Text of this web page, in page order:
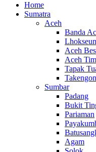
Toko Bunga
Karangan Bunga Kirim
Home
Sumatra
Aceh
Banda
Aceh
Aceh
Tapak
Takengon
Sumbar
Padang
Bukit
Pariaman
Agam